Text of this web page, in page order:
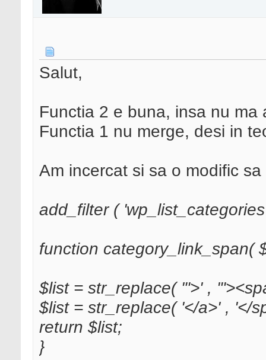
Salut,
Functia 2 e buna, insa nu
Functia 1 nu merge, desi in
Am incercat si sa o modific
add_filter (
function category_link_span(
$list = str_replace( '">' ,
$list = str_replace( '</a>' , '</
return $list;
}